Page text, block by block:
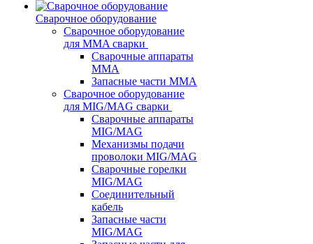
Сварочное оборудование
Сварочное оборудование
для MMA сварки
Сварочные аппараты
MMA
Запасные части MMA
Сварочное оборудование
для MIG/MAG сварки
Сварочные аппараты
MIG/MAG
Механизмы подачи
проволоки MIG/MAG
Сварочные горелки
MIG/MAG
Соединительный
кабель
Запасные части
MIG/MAG